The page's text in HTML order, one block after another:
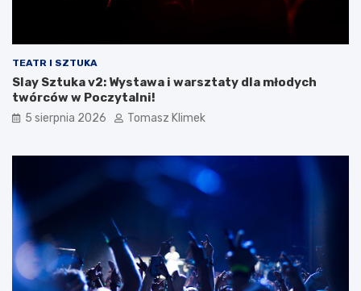
TEATR I SZTUKA
Slay Sztuka v2: Wystawa i warsztaty dla młodych
twórców w Poczytalni!
5 sierpnia 2026 Tomasz Klimek